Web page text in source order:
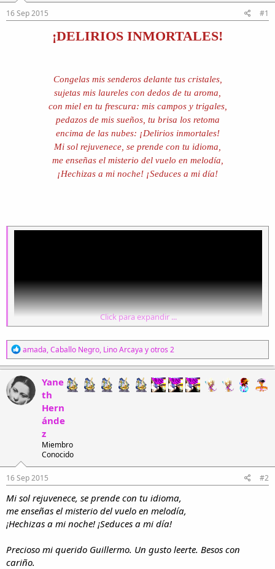
16 Sep 2015 #1
¡DELIRIOS INMORTALES!
Congelas mis senderos delante tus cristales,
sujetas mis laureles con dedos de tu aroma,
con miel en tu frescura: mis campos y trigales,
pedazos de mis sueños, tu brisa los retoma
encima de las nubes: ¡Delirios inmortales!
Mi sol rejuvenece, se prende con tu idioma,
me enseñas el misterio del vuelo en melodía,
¡Hechizas a mi noche! ¡Seduces a mi día!
Click para expandir ...
R
e
a
c
c
i
o
amada,Caballo Negro, Lino Arcaya y otros 2
Yane
th
Hern
ánde
z
Miembro
Conocido
16 Sep 2015 #2
Mi sol rejuvenece, se prende con tu idioma,
me enseñas el misterio del vuelo en melodía,
¡Hechizas a mi noche! ¡Seduces a mi día!
Precioso mi querido Guillermo. Un gusto leerte. Besos con
cariño.